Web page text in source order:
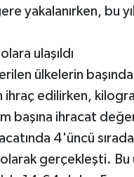
yakalanırken, bu
ulaşıldı
ülkelerin
ihraç edilirken,
başına ihracat
4'üncü
gerçekleşti.